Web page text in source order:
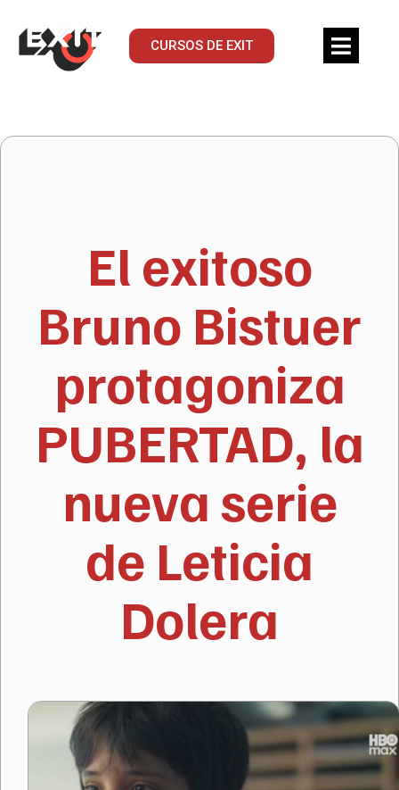
CURSOS DE EXIT
El exitoso
Bruno Bistuer
protagoniza
PUBERTAD, la
nueva serie
de Leticia
Dolera